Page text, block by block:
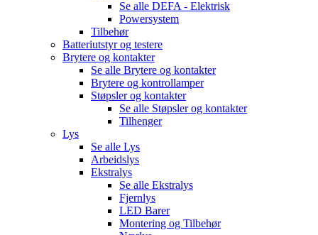
Se alle DEFA - Elektrisk
Powersystem
Tilbehør
Batteriutstyr og testere
Brytere og kontakter
Se alle Brytere og kontakter
Brytere og kontrollamper
Støpsler og kontakter
Se alle Støpsler og kontakter
Tilhenger
Lys
Se alle Lys
Arbeidslys
Ekstralys
Se alle Ekstralys
Fjernlys
LED Barer
Montering og Tilbehør